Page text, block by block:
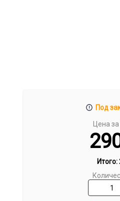
Под
Цена
Итого: